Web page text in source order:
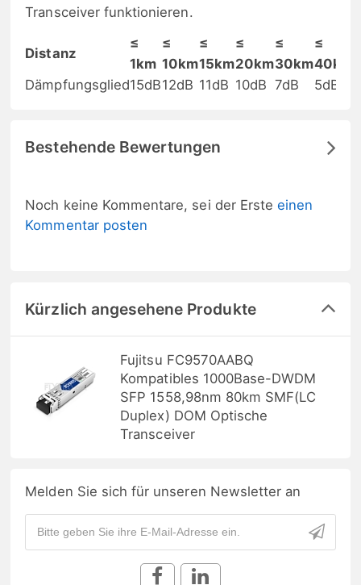
Transceiver funktionieren.
Distanz
≤
1km
≤
10km
≤
15km
≤
20km
≤
30km
≤
40km
Dämpfungsglied15dB12dB 11dB 10dB 7dB 5dB
Bestehende Bewertungen
Noch keine Kommentare, sei der Ersteeinen
Kommentar posten
Kürzlich angesehene Produkte
Fujitsu FC9570AABQ
Kompatibles 1000Base-DWDM
SFP 1558,98nm 80km SMF(LC
Duplex) DOM Optische
Transceiver
Melden Sie sich für unseren Newsletter an